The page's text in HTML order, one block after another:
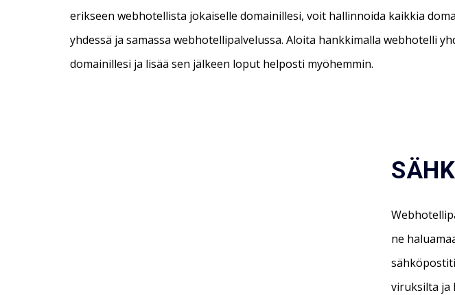
erikseen webhotellista jokaiselle domainillesi, voit hallinnoida kaikkia
yhdessä ja samassa webhotellipalvelussa. Aloita hankkimalla webhotelli
domainillesi ja lisää sen jälkeen loput helposti myöhemmin.
ne
viruksilta ja